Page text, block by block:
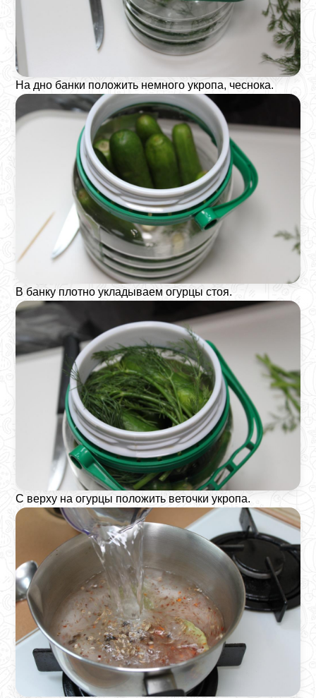
На дно банки положить немного укропа, чеснока.
В банку плотно укладываем огурцы стоя.
С верху на огурцы положить веточки укропа.